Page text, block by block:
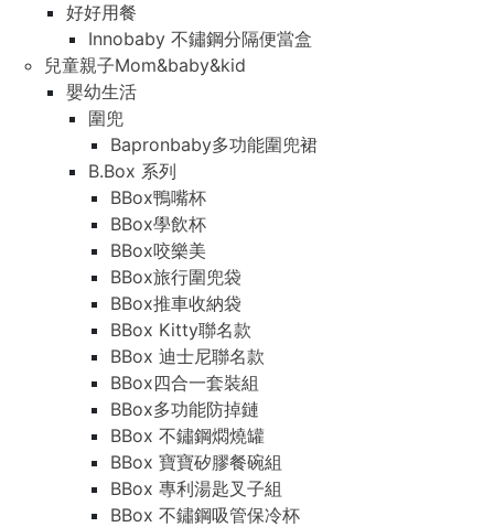
好好用餐
Innobaby 不鏽鋼分隔便當盒
兒童親子Mom&baby&kid
嬰幼生活
圍兜
Bapronbaby多功能圍兜裙
B.Box 系列
BBox鴨嘴杯
BBox學飲杯
BBox咬樂美
BBox旅行圍兜袋
BBox推車收納袋
BBox Kitty聯名款
BBox 迪士尼聯名款
BBox四合一套裝組
BBox多功能防掉鏈
BBox 不鏽鋼燜燒罐
BBox 寶寶矽膠餐碗組
BBox 專利湯匙叉子組
BBox 不鏽鋼吸管保冷杯